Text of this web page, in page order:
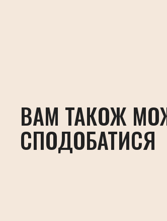
ВАМ ТАКОЖ
СПОДОБАТИСЯ